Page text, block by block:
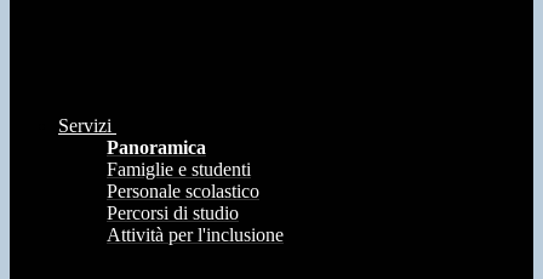
Servizi
Panoramica
Famiglie e studenti
Personale scolastico
Percorsi di studio
Attività per l'inclusione